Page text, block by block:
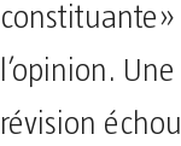
l’opinion.
révision